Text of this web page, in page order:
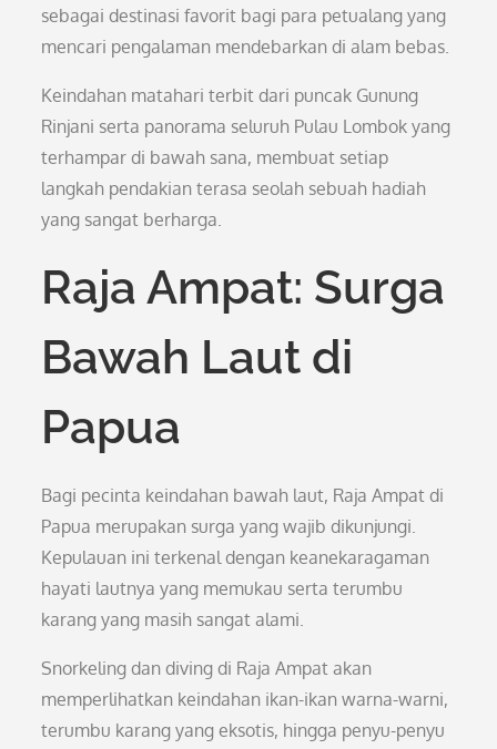
sebagai destinasi favorit bagi para petualang yang
mencari pengalaman mendebarkan di alam bebas.
Keindahan matahari terbit dari puncak Gunung
Rinjani serta panorama seluruh Pulau Lombok yang
terhampar di bawah sana, membuat setiap
langkah pendakian terasa seolah sebuah hadiah
yang sangat berharga.
Raja Ampat: Surga
Bawah Laut di
Papua
Bagi pecinta keindahan bawah laut, Raja Ampat di
Papua merupakan surga yang wajib dikunjungi.
Kepulauan ini terkenal dengan keanekaragaman
hayati lautnya yang memukau serta terumbu
karang yang masih sangat alami.
Snorkeling dan diving di Raja Ampat akan
memperlihatkan keindahan ikan-ikan warna-warni,
terumbu karang yang eksotis, hingga penyu-penyu